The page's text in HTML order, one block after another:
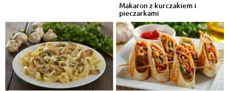
Makaron z kurczakiem i
pieczarkami